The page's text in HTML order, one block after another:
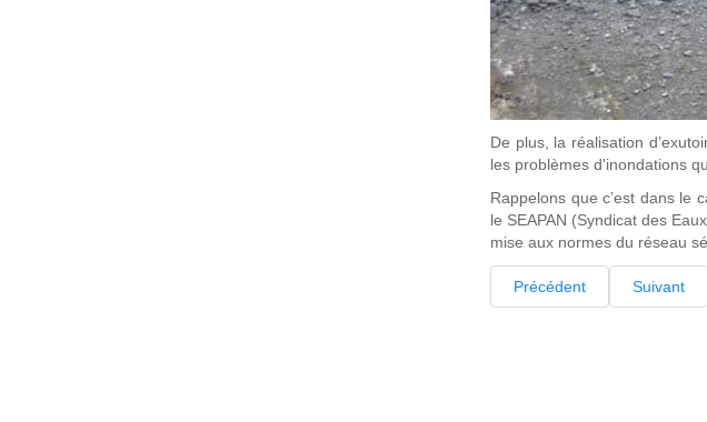
De plus, la réalisation
les problèmes d'inondations
Rappelons que c’est dans le
le SEAPAN (Syndicat des
mise aux normes du réseau
Précédent Suivant